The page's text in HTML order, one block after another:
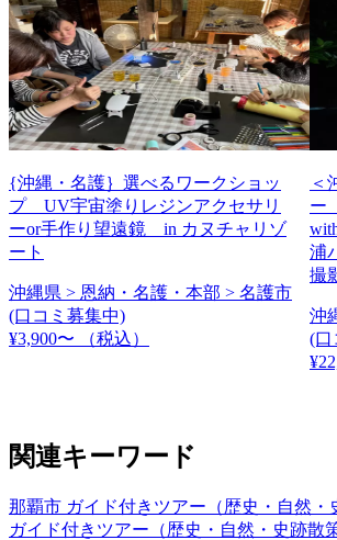
{沖縄・名護｝選べるワークショッ
プ UV宇宙塗りレジンアクセサリ
ーor手作り望遠鏡 in カヌチャリゾ
ート
沖縄県 > 恩納・名護・本部 > 名護市
(口コミ募集中)
¥3,900〜
（税込）
＜
ー
浦
撮
沖
(口
関連キーワード
那覇市 ガイド付きツアー（歴史・自然・
ガイド付きツアー（歴史・自然・史跡散